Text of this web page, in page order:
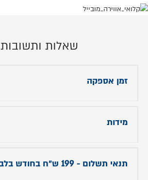
שאלות ותשובות
זמן אספקה
מידות
- רוחב מיטה: תוספת 12 ס"מ לרוחב הנבחר
תנאי תשלום - 199 ש״ח בחודש בלבד*